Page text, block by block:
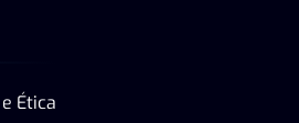
Ética